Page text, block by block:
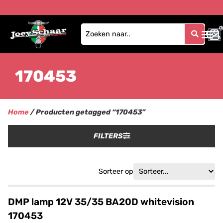
0
0
170453
Home/ Producten getagged “170453”
FILTERS
Sorteer op
DMP lamp 12V 35/35 BA20D whitevision
170453